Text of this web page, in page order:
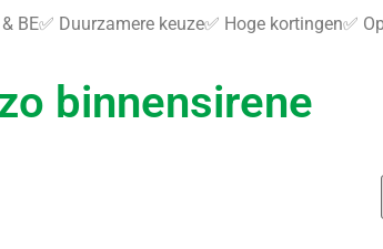
BE✅ Duurzamere keuze✅ Hoge kortingen✅
binnensirene